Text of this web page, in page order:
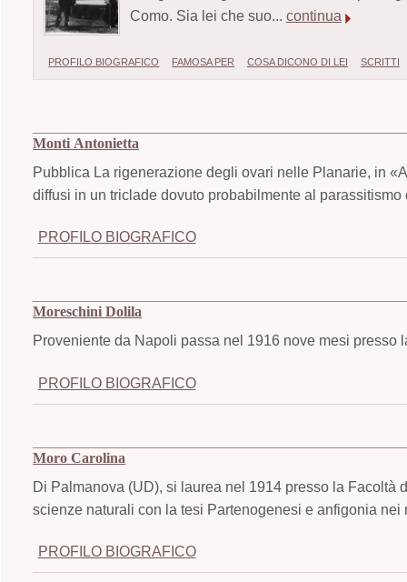
Como. Sia lei che suo... continua
PROFILO BIOGRAFICO FAMOSA PER COSA DICONO DI LEI SCRITTI
Monti Antonietta
Pubblica La rigenerazione degli ovari nelle Planarie, in
diffusi in un triclade dovuto probabilmente al
PROFILO BIOGRAFICO
Moreschini Dolila
Proveniente da Napoli passa nel 1916 nove mesi
PROFILO BIOGRAFICO
Moro Carolina
Di Palmanova (UD), si laurea nel 1914 presso la Facoltà
scienze naturali con la tesi Partenogenesi e anfigonia
PROFILO BIOGRAFICO